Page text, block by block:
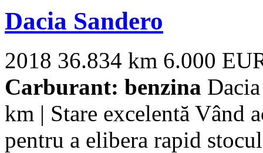
Dacia Sandero
2018 36.834 km 6.000
Carburant: benzina
km | Stare excelentă Vând
pentru a elibera rapid